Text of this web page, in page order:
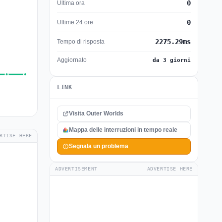
HERE
Ultima ora 0
Ultime 24 ore 0
Tempo di risposta 2275.29ms
Aggiornato da 3 giorni
LINK
Visita Outer Worlds
Mappa delle interruzioni in tempo reale
Segnala un problema
ADVERTISEMENT ADVERTISE HERE